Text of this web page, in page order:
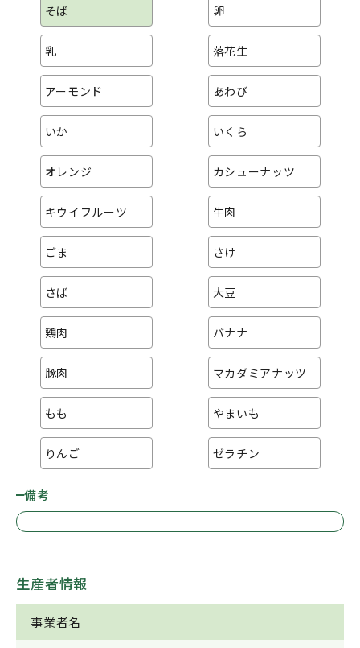
そば 卵
乳 落花生
アーモンド あわび
いか いくら
オレンジ カシューナッツ
キウイフルーツ 牛肉
ごま さけ
さば 大豆
鶏肉 バナナ
豚肉 マカダミアナッツ
もも やまいも
りんご ゼラチン
備考
生産者情報
事業者名